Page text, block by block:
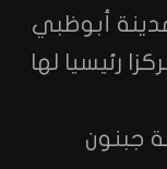
أبوظبي
رئيسيا لها
جبنون